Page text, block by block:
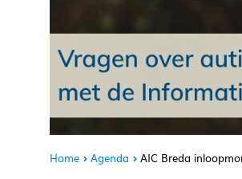
Home Agenda AIC Breda